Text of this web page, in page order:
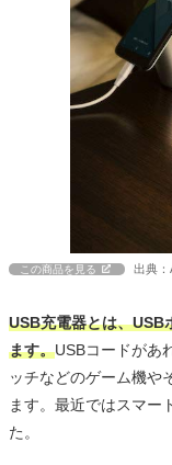
この商品を見る 出典
USB充電器とは、USB
ます。USBコードがあ
ッチなどのゲーム機や
ます。最近ではスマー
た。